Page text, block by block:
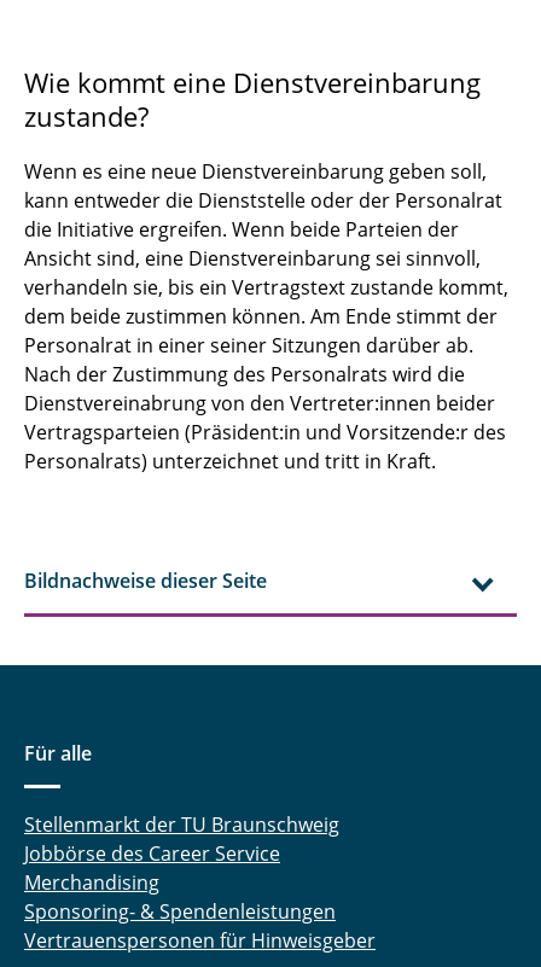
Rüstzeit
Schwerbehindertenvertretung
Sommerhitze
Telearbeit
Unfall
Verpflegungsgeld für die Berufsschule
Winterkälte am Arbeitsplatz
Wie kommt eine Dienstvereinbarung
zustande?
Wenn es eine neue Dienstvereinbarung geben soll,
kann entweder die Dienststelle oder der Personalrat
die Initiative ergreifen. Wenn beide Parteien der
Ansicht sind, eine Dienstvereinbarung sei sinnvoll,
verhandeln sie, bis ein Vertragstext zustande kommt,
dem beide zustimmen können. Am Ende stimmt der
Personalrat in einer seiner Sitzungen darüber ab.
Nach der Zustimmung des Personalrats wird die
Dienstvereinabrung von den Vertreter:innen beider
Vertragsparteien (Präsident:in und Vorsitzende:r des
Personalrats) unterzeichnet und tritt in Kraft.
Bildnachweise dieser Seite
Für alle
Stellenmarkt der TU Braunschweig
Jobbörse des Career Service
Merchandising
Sponsoring- & Spendenleistungen
Vertrauenspersonen für Hinweisgeber